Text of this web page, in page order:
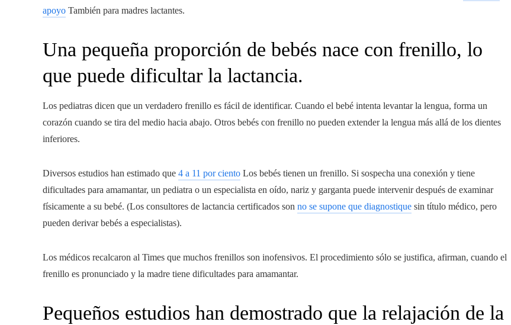
apoyo También para madres lactantes.
Una pequeña proporción de bebés nace con frenillo, lo
que puede dificultar la lactancia.
Los pediatras dicen que un verdadero frenillo es fácil de identificar. Cuando el bebé intenta levantar la lengua, forma un
corazón cuando se tira del medio hacia abajo. Otros bebés con frenillo no pueden extender la lengua más allá de los dientes
inferiores.
Diversos estudios han estimado que 4 a 11 por ciento Los bebés tienen un frenillo. Si sospecha una conexión y tiene
dificultades para amamantar, un pediatra o un especialista en oído, nariz y garganta puede intervenir después de examinar
físicamente a su bebé. (Los consultores de lactancia certificados son no se supone que diagnostique sin título médico, pero
pueden derivar bebés a especialistas).
Los médicos recalcaron al Times que muchos frenillos son inofensivos. El procedimiento sólo se justifica, afirman, cuando el
frenillo es pronunciado y la madre tiene dificultades para amamantar.
Pequeños estudios han demostrado que la relajación de la